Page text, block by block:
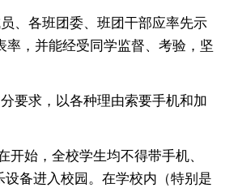
、各班团委、班团干部应率先示
率，并能经受同学监督、考验，坚
要求，以各种理由索要手机和加
开始，全校学生均不得带手机、
设备进入校园。在学校内（特别是